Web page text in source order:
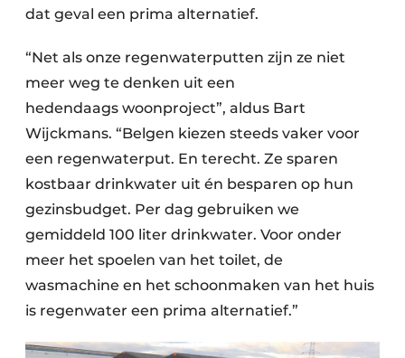
dat geval een prima alternatief.
“Net als onze regenwaterputten zijn ze niet
meer weg te denken uit een
hedendaags woonproject”, aldus Bart
Wijckmans. “Belgen kiezen steeds vaker voor
een regenwaterput. En terecht. Ze sparen
kostbaar drinkwater uit én besparen op hun
gezinsbudget. Per dag gebruiken we
gemiddeld 100 liter drinkwater. Voor onder
meer het spoelen van het toilet, de
wasmachine en het schoonmaken van het huis
is regenwater een prima alternatief.”